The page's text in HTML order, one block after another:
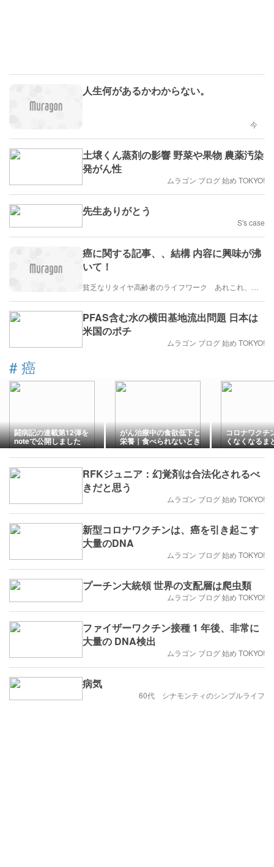
人生何があるかわからない。
今
土壌くん蒸剤の影響 野菜や果物 農薬汚染
発がん性
ムラゴン ブログ 始め TOKYO!
先生ありがとう
S's case
癌に関する記事、、結構 内容に興味が沸
いて！
PFAS含む水の横田基地流出問題 日本は
米国のポチ
ムラゴン ブログ 始め TOKYO!
# 癌
闘病記の連載第12弾を
noteで公開しました
がん治療中の食欲低下と
栄養｜食べられないとき
の食事の工夫
コロナワクチ
くなくなるま
RFKジュニア：幻覚剤は合法化されるべ
きだと思う
ムラゴン ブログ 始め TOKYO!
新型コロナワクチンは、癌を引き起こす
大量のDNA
ムラゴン ブログ 始め TOKYO!
プーチン大統領 世界の支配層は爬虫類
ムラゴン ブログ 始め TOKYO!
ファイザーワクチン接種 1 年後、非常に
大量の DNA検出
ムラゴン ブログ 始め TOKYO!
病気
60代 シナモンティのシンプルライフ